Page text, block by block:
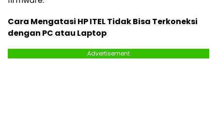
Cara Mengatasi HP ITEL Tidak Bisa Terkoneksi
dengan PC atau Laptop
Advertisement